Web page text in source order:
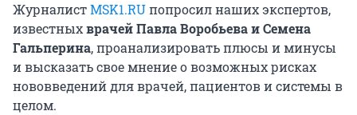
ЖурналистMSK1.RUпопросил наших экспертов,
известныхврачей Павла Воробьева и Семена
Гальперина, проанализировать плюсы и минусы
и высказать свое мнение о возможных рисках
нововведений для врачей, пациентов и системы в
целом.